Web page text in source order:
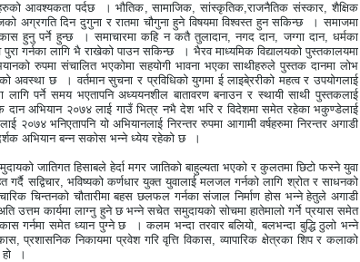
आवश्यकता पर्दछ
। भौतिक, सामाजिक, सांस्कृतिक,राजनैतिक संस्कार, शैक्षिक
अग्रगति दिन दुगुना र रातमा चौगुना हुने विषयमा विश्वस्त हुन सकिन्छ
। समाजमा
हुनु पर्ने हुन्छ
। समाचारमा कहि न कतै तुलादान, नगद दान, जग्गा दान, धर्मका
पुरा गर्नका लागि भै राखेको पाउन सकिन्छ
। भैरव माध्यमिक विद्यालयको पुस्तकालयमा
रुपमा संचालित भएकोमा सहयोगी भावना भएका साथीहरुले पुस्तक दानमा लोभ
अवस्था छ
। वर्तमान सुचना र प्रविधिको युगमा ई लाइबे्ररीको महत्व र उपयोगलाई
लागि पर्ने समय भएतापनि अध्ययनशील बातावरण बनाउन र स्थायी साथी पुस्तकलाई
अभियान २०७४ लाई गाउँ भित्र नभै देश भरि र विदेशमा समेत रहेका भकुण्डेलाई
२०७४ भनिएतापनि यो अभियानलाई निरन्तर रुपमा आगामी वर्षहरुमा निरन्तर अगाडी
अभियान बन्न सकोस भन्ने ध्येय रहेको छ
।
जातिगत हिसाबले हेर्दा मगर जातिको बाहुल्यता भएको र कुलतमा छिटो फस्ने युवा
गर्दै सद्विचार, भविष्यको कर्णधार युक्त युवालाई मलजल गर्नको लागि श्रोत र साधनको
चिन्तनको चौतारीमा बहस छलफल गर्नका संजाल निर्माण होस भन्ने हेतुले अगाडी
उत्तम कार्यमा लाग्नु हुने छ भन्ने सचेत समुदायको सोचमा हातेमालो गर्ने प्रयास समेत
गर्नमा समेत ध्यान पुग्ने छ । कलम भन्दा तरवार बलियो, बलभन्दा बुद्धि ठुलो भन्ने
, प्रशासनिक निकायमा प्रवेश गरि वृत्ति विकास, व्यापारिक क्षेत्रका शिप र कलाको
।